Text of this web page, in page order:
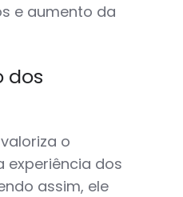
e aumento da
dos
o
experiência dos
assim, ele